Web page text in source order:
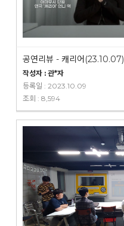
공연리뷰 - 캐리어(23.10.07)
작성자 : 관*자
등록일 : 2023.10.09
조회 : 8,594